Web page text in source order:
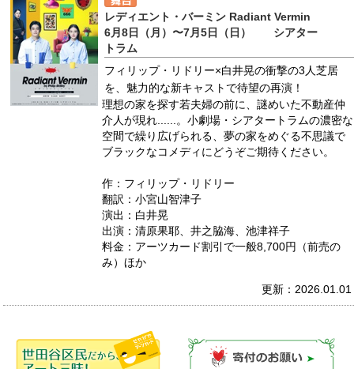
レディエント・バーミン Radiant Vermin
6月8日（月）〜7月5日（日） シアター
トラム
フィリップ・リドリー×白井晃の衝撃の3人芝居
を、魅力的な新キャストで待望の再演！
理想の家を探す若夫婦の前に、謎めいた不動産仲
介人が現れ......。小劇場・シアタートラムの濃密な
空間で繰り広げられる、夢の家をめぐる不思議で
ブラックなコメディにどうぞご期待ください。
作：フィリップ・リドリー
翻訳：小宮山智津子
演出：白井晃
出演：清原果耶、井之脇海、池津祥子
料金：アーツカード割引で一般8,700円（前売の
み）ほか
更新：2026.01.01